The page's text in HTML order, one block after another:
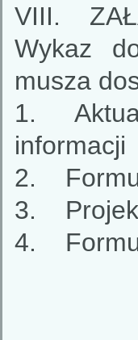
VIII.
Wykaz
musza
1.
informacji
2.
3.
4.